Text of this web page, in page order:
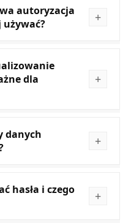
autoryzacja
używać?
dla
danych
hasła i czego